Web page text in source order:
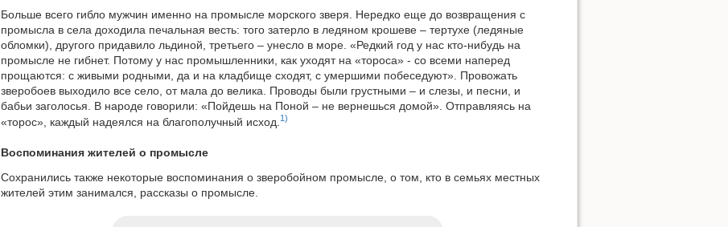
Больше всего гибло мужчин именно на промысле морского зверя. Нередко еще до возвращения с
промысла в села доходила печальная весть: того затерло в ледяном крошеве – тертухе (ледяные
обломки), другого придавило льдиной, третьего – унесло в море. «Редкий год у нас кто-нибудь на
промысле не гибнет. Потому у нас промышленники, как уходят на «тороса» - со всеми наперед
прощаются: с живыми родными, да и на кладбище сходят, с умершими побеседуют». Провожать
зверобоев выходило все село, от мала до велика. Проводы были грустными – и слезы, и песни, и
бабьи заголосья. В народе говорили: «Пойдешь на Поной – не вернешься домой». Отправляясь на
«торос», каждый надеялся на благополучный исход. 1)
Воспоминания жителей о промысле
Сохранились также некоторые воспоминания о зверобойном промысле, о том, кто в семьях местных
жителей этим занимался, рассказы о промысле.